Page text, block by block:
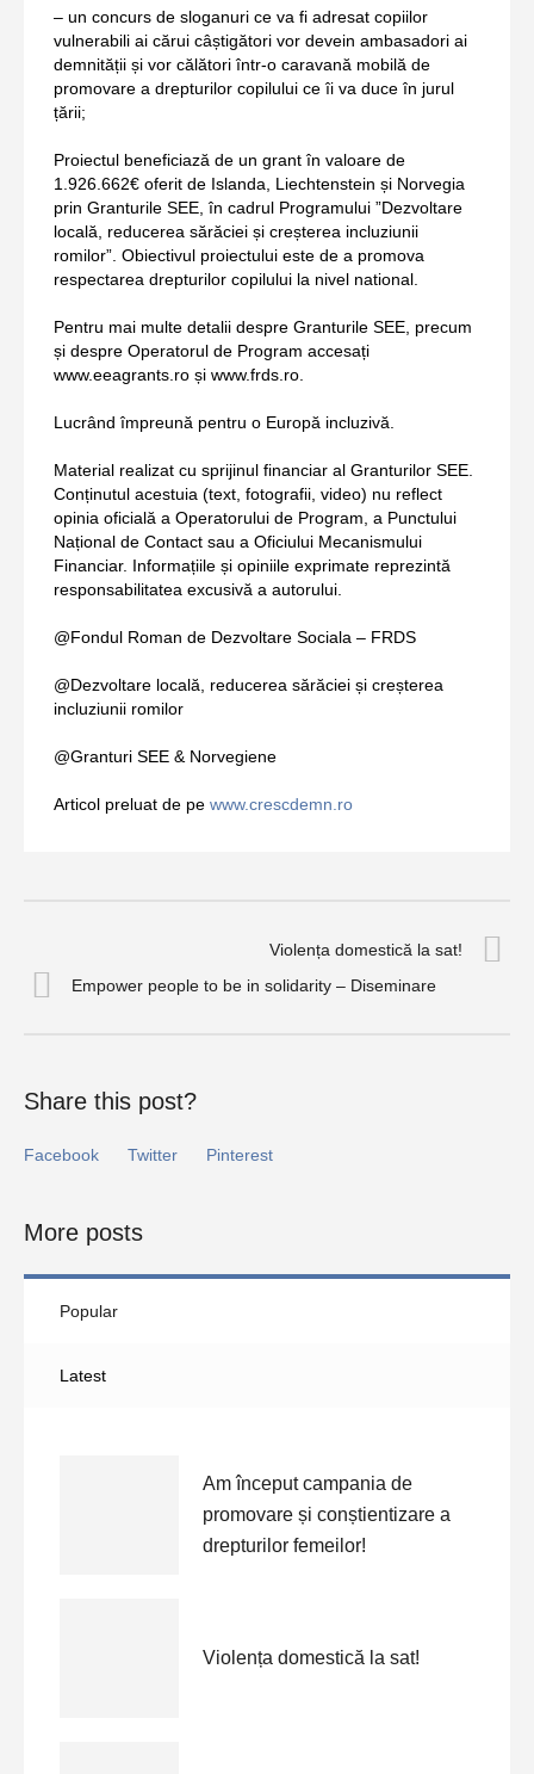
– un concurs de sloganuri ce va fi adresat copiilor
vulnerabili ai cărui câștigători vor devein ambasadori ai
demnității și vor călători într-o caravană mobilă de
promovare a drepturilor copilului ce îi va duce în jurul
țării;
Proiectul beneficiază de un grant în valoare de
1.926.662€ oferit de Islanda, Liechtenstein și Norvegia
prin Granturile SEE, în cadrul Programului ”Dezvoltare
locală, reducerea sărăciei și creșterea incluziunii
romilor”. Obiectivul proiectului este de a promova
respectarea drepturilor copilului la nivel national.
Pentru mai multe detalii despre Granturile SEE, precum
și despre Operatorul de Program accesați
www.eeagrants.ro și www.frds.ro.
Lucrând împreună pentru o Europă incluzivă.
Material realizat cu sprijinul financiar al Granturilor SEE.
Conținutul acestuia (text, fotografii, video) nu reflect
opinia oficială a Operatorului de Program, a Punctului
Național de Contact sau a Oficiului Mecanismului
Financiar. Informațiile și opiniile exprimate reprezintă
responsabilitatea excusivă a autorului.
@Fondul Roman de Dezvoltare Sociala – FRDS
@Dezvoltare locală, reducerea sărăciei și creșterea
incluziunii romilor
@Granturi SEE & Norvegiene
Articol preluat de pe www.crescdemn.ro
Violența domestică la sat!
Empower people to be in solidarity – Diseminare
Share this post?
Facebook Twitter Pinterest
More posts
Popular
Latest
Am început campania de
promovare și conștientizare a
drepturilor femeilor!
Violența domestică la sat!